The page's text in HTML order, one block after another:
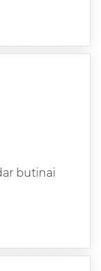
butinai